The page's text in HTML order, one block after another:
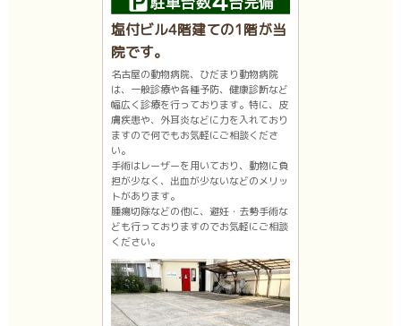
塩付ビル4階建ての1階が当
院です。
名古屋の動物病院、ひだまり動物病院
は、一般診療や各種予防、健康診断など
幅広く診療を行っております。特に、皮
膚疾患や、外耳炎などに力を入れており
ますので何でもお気軽にご相談くださ
い。
手術はレーザーを用いており、動物に負
担が少なく、出血が少ないなどのメリッ
トがあります。
腫瘍切除などの他に、避妊・去勢手術な
ども行っておりますのでお気軽にご相談
ください。